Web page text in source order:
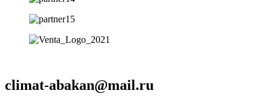
climat-abakan@mail.ru